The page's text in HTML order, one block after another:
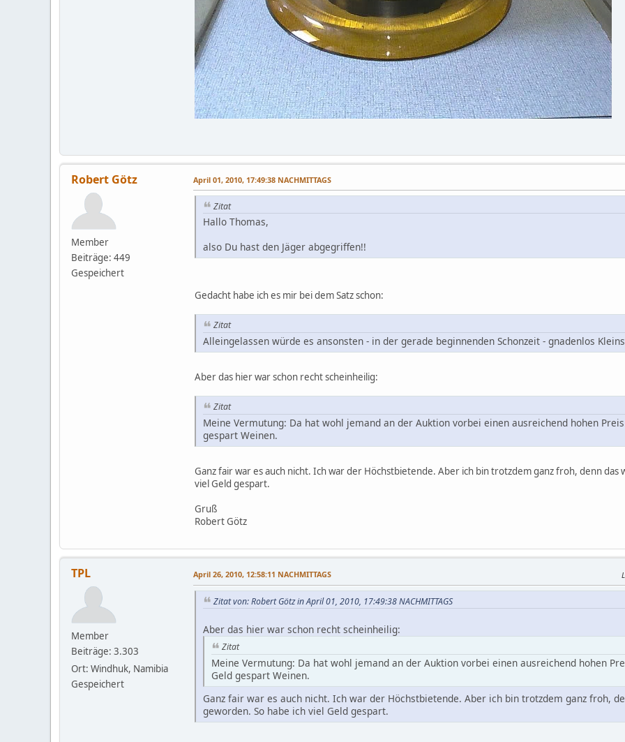
Robert Götz
Member
Beiträge: 449
Gespeichert
April 01, 2010, 17:49:38 NACHMITTAGS
Zitat
Hallo Thomas,
also Du hast den Jäger abgegriffen!!
Gedacht habe ich es mir bei dem Satz schon:
Zitat
Alleingelassen würde es ansonsten - in der gerade beginnenden Schonzeit - gnadenlos
Aber das hier war schon recht scheinheilig:
Zitat
Meine Vermutung: Da hat wohl jemand an der Auktion vorbei einen ausreichend hohen
gespart Weinen.
Ganz fair war es auch nicht. Ich war der Höchstbietende. Aber ich bin trotzdem ganz froh, denn
viel Geld gespart.
Gruß
Robert Götz
TPL
Member
Beiträge: 3.303
Ort: Windhuk, Namibia
Gespeichert
April 26, 2010, 12:58:11 NACHMITTAGS
Zitat von: Robert Götz in April 01, 2010, 17:49:38 NACHMITTAGS
Aber das hier war schon recht scheinheilig:
Zitat
Meine Vermutung: Da hat wohl jemand an der Auktion vorbei einen ausreichend hohen
Geld gespart Weinen.
Ganz fair war es auch nicht. Ich war der Höchstbietende. Aber ich bin trotzdem ganz froh,
geworden. So habe ich viel Geld gespart.